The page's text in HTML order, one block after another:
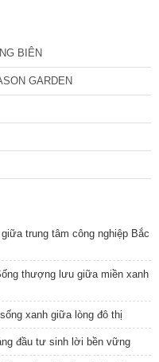
BIÊN
GARDEN
trung tâm công nghiệp Bắc
thượng lưu giữa miền xanh
xanh giữa lòng đô thị
đầu tư sinh lời bền vững